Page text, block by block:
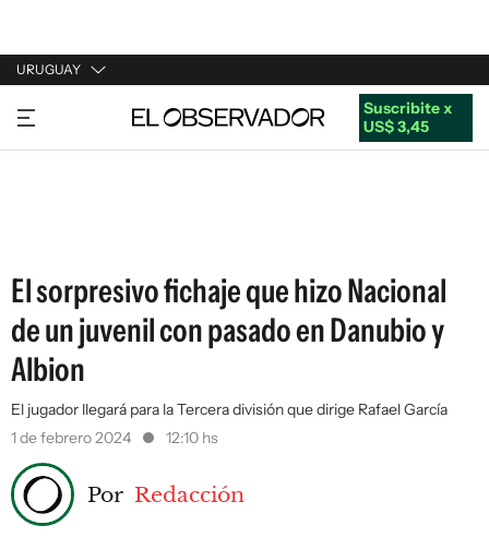
URUGUAY
URUGUAY
ARGENTINA
Suscribite x
US$ 3,45
El sorpresivo fichaje que hizo Nacional
de un juvenil con pasado en Danubio y
Albion
El jugador llegará para la Tercera división que dirige Rafael García
1 de febrero 2024
12:10 hs
Por Redacción